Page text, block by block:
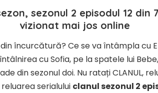
sezonul 2 episodul 12 din
vizionat mai jos online
încurcătură? Ce se va întâmpla cu
cu Sofia, pe la spatele lui
din sezonul doi. Nu ratați CLANUL,
serialului clanul sezonul 2